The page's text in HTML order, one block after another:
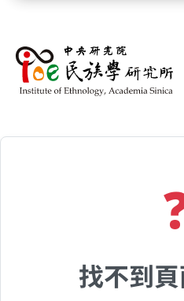
找不到